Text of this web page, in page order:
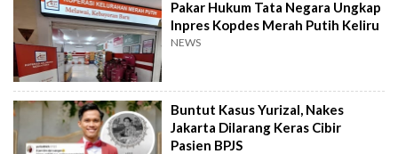
Pakar Hukum Tata Negara Ungkap
Inpres Kopdes Merah Putih Keliru
NEWS
Buntut Kasus Yurizal, Nakes
Jakarta Dilarang Keras Cibir
Pasien BPJS